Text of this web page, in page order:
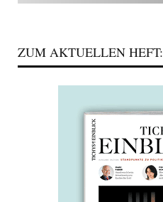
ZUM AKTUELLEN HEFT: